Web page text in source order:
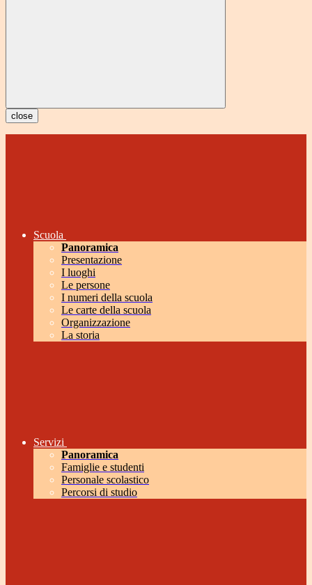
close
Scuola
Panoramica
Presentazione
I luoghi
Le persone
I numeri della scuola
Le carte della scuola
Organizzazione
La storia
Servizi
Panoramica
Famiglie e studenti
Personale scolastico
Percorsi di studio